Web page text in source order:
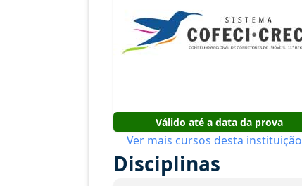
Válido até a data da prova
Ver mais cursos desta instituição
Disciplinas